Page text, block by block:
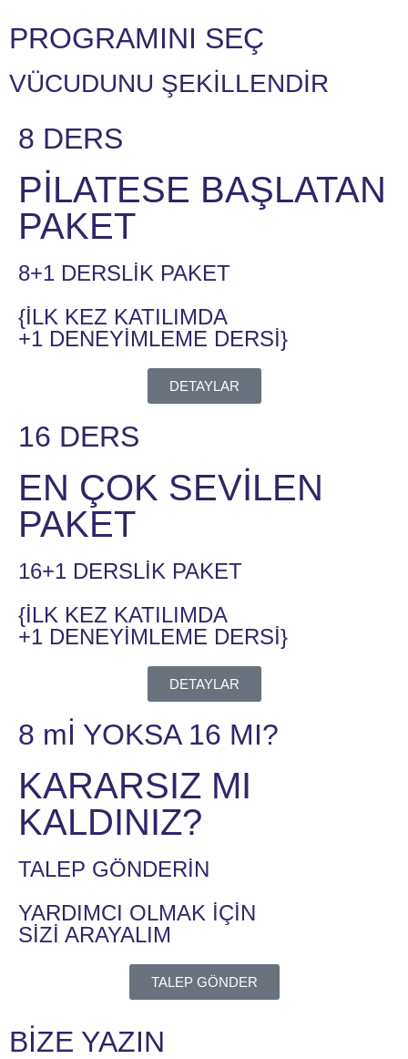
PROGRAMINI SEÇ
VÜCUDUNU ŞEKİLLENDİR
8 DERS
PİLATESE BAŞLATAN
PAKET
8+1 DERSLİK PAKET
{İLK KEZ KATILIMDA
+1 DENEYİMLEME DERSİ}
DETAYLAR
16 DERS
EN ÇOK SEVİLEN
PAKET
16+1 DERSLİK PAKET
{İLK KEZ KATILIMDA
+1 DENEYİMLEME DERSİ}
DETAYLAR
8 mİ YOKSA 16 MI?
KARARSIZ MI
KALDINIZ?
TALEP GÖNDERİN
YARDIMCI OLMAK İÇİN
SİZİ ARAYALIM
TALEP GÖNDER
BİZE YAZIN